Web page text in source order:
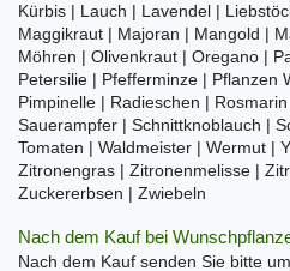
Kürbis | Lauch | Lavendel |
Maggikraut | Majoran | Mangold |
Möhren | Olivenkraut | Oregano |
Petersilie | Pfefferminze | Pflanzen
Pimpinelle | Radieschen |
Sauerampfer | Schnittknoblauch |
Tomaten | Waldmeister | Wermut |
Zitronengras | Zitronenmelisse |
Zuckererbsen | Zwiebeln
Nach dem Kauf bei
Nach dem Kauf senden Sie bitte